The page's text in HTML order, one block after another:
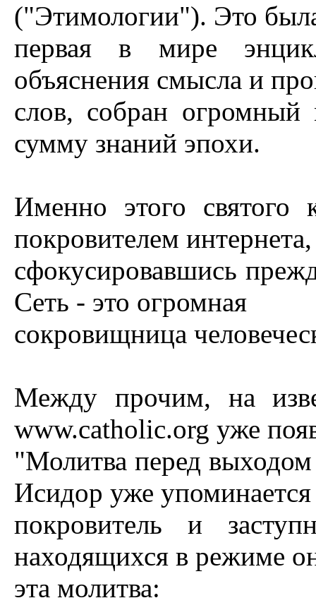
("Этимологии"). Это
первая в мире
объяснения смысла и
слов, собран
сумму знаний эпохи.
Именно этого святого
покровителем интернета,
сфокусировавшись
Сеть - это огромная
сокровищница
Между прочим, на
www.catholic.org уже
"Молитва перед
Исидор уже упоминается
покровитель и
находящихся в режиме
эта молитва: